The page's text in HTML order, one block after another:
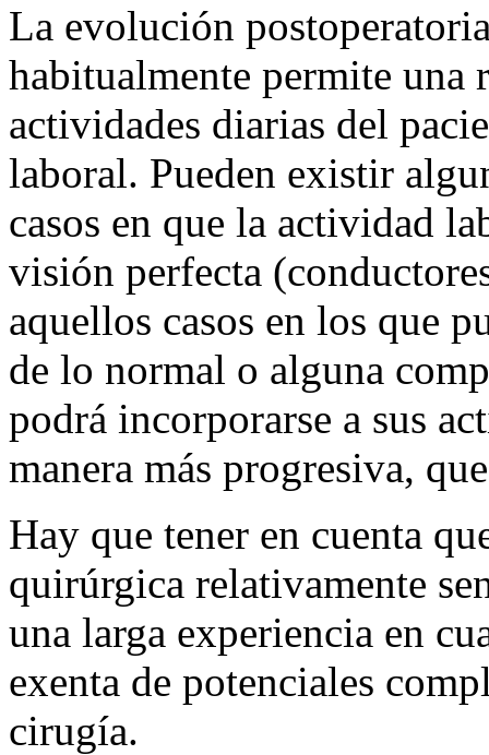
La evolución
habitualmente permite una
actividades diarias del
laboral. Pueden existir
casos en que la actividad
visión perfecta
aquellos casos en los que
de lo normal o alguna
podrá incorporarse a sus
manera más progresiva,
Hay que tener en cuenta
quirúrgica relativamente
una larga experiencia en
exenta de potenciales
cirugía.